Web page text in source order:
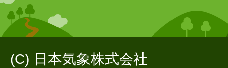
(C) 日本気象株式会社